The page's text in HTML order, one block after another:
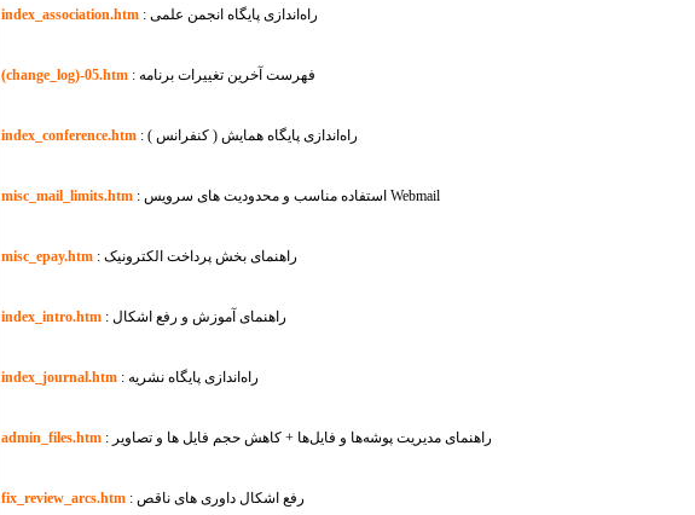
index_association.htm : راه‌اندازی پایگاه انجمن علمی
(change_log)-05.htm : فهرست آخرین تغییرات برنامه
index_conference.htm : راه‌اندازی پایگاه همایش ( کنفرانس )
misc_mail_limits.htm : استفاده مناسب و محدودیت های سرویس Webmail
misc_epay.htm : راهنمای بخش پرداخت الکترونیک
index_intro.htm : راهنمای آموزش و رفع اشکال
index_journal.htm : راه‌اندازی پایگاه نشریه
admin_files.htm : راهنمای مدیریت پوشه‌ها و فایل‌ها + کاهش حجم فایل ها و تصاویر
fix_review_arcs.htm : رفع اشکال داوری های ناقص